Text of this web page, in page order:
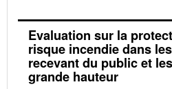
Evaluation sur la
risque incendie dans
recevant du public et
grande hauteur